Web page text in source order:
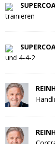
trainieren
und 4-4-2